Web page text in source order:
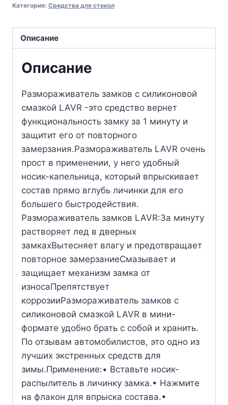
Категория: Средства для стекол
Описание
Описание
Размораживатель замков c силиконовой
смазкой LAVR -это средство вернет
функциональность замку за 1 минуту и
защитит его от повторного
замерзания.Размораживатель LAVR очень
прост в применении, у него удобный
носик-капельница, который впрыскивает
состав прямо вглубь личинки для его
большего быстродействия.
Размораживатель замков LAVR:За минуту
растворяет лед в дверных
замкахВытесняет влагу и предотвращает
повторное замерзаниеСмазывает и
защищает механизм замка от
износаПрепятствует
коррозииРазмораживатель замков с
силиконовой смазкой LAVR в мини-
формате удобно брать с собой и хранить.
По отзывам автомобилистов, это одно из
лучших экстренных средств для
зимы.Применение:• Вставьте носик-
распылитель в личинку замка.• Нажмите
на флакон для впрыска состава.•